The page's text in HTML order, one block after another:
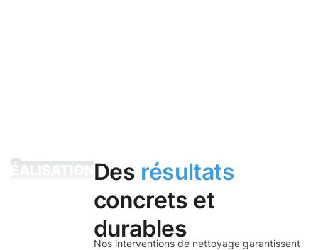
Des résultats
concrets et
durables
Nos interventions de nettoyage garantissent